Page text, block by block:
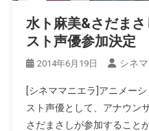
水ト麻美&さだま
スト声優参加決定
2014年6月19日 シネ
[シネママニエラ]アニメー
スト声優として、アナウン
さだまさしが参加すること